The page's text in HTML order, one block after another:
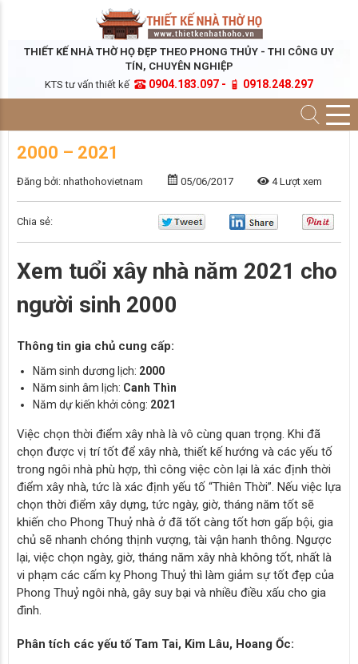
THIẾT KẾ NHÀ THỜ HỌ ĐẸP THEO PHONG THỦY - THI CÔNG UY
TÍN, CHUYÊN NGHIỆP
KTS tư vấn thiết kế
0904.183.097 - 0918.248.297
2000 – 2021
Đăng bởi: nhathohovietnam 05/06/2017 4 Lượt xem
Chia sẻ:
Xem tuổi xây nhà năm 2021 cho
người sinh 2000
Thông tin gia chủ cung cấp:
Năm sinh dương lịch: 2000
Năm sinh âm lịch: Canh Thìn
Năm dự kiến khởi công: 2021
Việc chọn thời điểm xây nhà là vô cùng quan trọng. Khi đã
chọn được vị trí tốt để xây nhà, thiết kế hướng và các yếu tố
trong ngôi nhà phù hợp, thì công việc còn lại là xác định thời
điểm xây nhà, tức là xác định yếu tố “Thiên Thời”. Nếu việc lựa
chọn thời điểm xây dựng, tức ngày, giờ, tháng năm tốt sẽ
khiến cho Phong Thuỷ nhà ở đã tốt càng tốt hơn gấp bội, gia
chủ sẽ nhanh chóng thịnh vượng, tài vận hanh thông. Ngược
lại, việc chọn ngày, giờ, tháng năm xây nhà không tốt, nhất là
vi phạm các cấm kỵ Phong Thuỷ thì làm giảm sự tốt đẹp của
Phong Thuỷ ngôi nhà, gây suy bại và nhiều điều xấu cho gia
đình.
Phân tích các yếu tố Tam Tai, Kim Lâu, Hoang Ốc: